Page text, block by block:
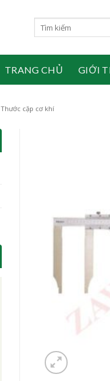
Search
for:
TRANG CHỦ GIỚI
Thước cặp cơ khí